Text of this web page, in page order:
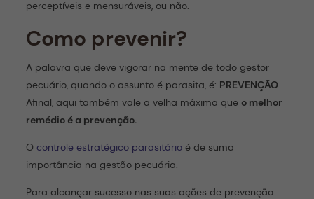
perceptíveis e mensuráveis, ou não.
Como prevenir?
A palavra que deve vigorar na mente de todo gestor
pecuário, quando o assunto é parasita, é: PREVENÇÃO
Afinal, aqui também vale a velha máxima que o melhor
remédio é a prevenção.
O controle estratégico parasitário é de suma
importância na gestão pecuária.
Para alcançar sucesso nas suas ações de prevenção